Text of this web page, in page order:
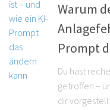
Warum
Prompt
Du hast
getroffen –
dir